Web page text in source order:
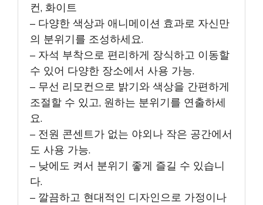
컨, 화이트
– 다양한 색상과 애니메이션 효과로 자신만
의 분위기를 조성하세요.
– 자석 부착으로 편리하게 장식하고 이동할
수 있어 다양한 장소에서 사용 가능.
– 무선 리모컨으로 밝기와 색상을 간편하게
조절할 수 있고, 원하는 분위기를 연출하세
요.
– 전원 콘센트가 없는 야외나 작은 공간에서
도 사용 가능.
– 낮에도 켜서 분위기 좋게 즐길 수 있습니
다.
– 깔끔하고 현대적인 디자인으로 가정이나